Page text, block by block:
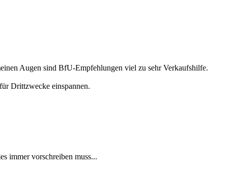
Augen sind BfU-Empfehlungen viel zu sehr Verkaufshilfe.
Drittzwecke einspannen.
immer vorschreiben muss...